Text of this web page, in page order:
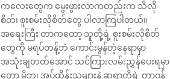
ကလေးတွေက မွေးဖွားလာကတည်းက သိလို
စိတ်၊ စူးစမ်းလိုစိတ်တွေ ပါလာကြပါတယ်။
အရေးကြီး တာကတော့ သူတို့ရဲ့ စူးစမ်းလိုစိတ်
တွေကို မရပ်တန့်ဘဲ ကောင်းမွန်တဲ့နေရာမှာ
အသုံးချတတ်အောင် သင်ကြားလမ်းညွှန်ပေးရမှာ
တော့ မိဘ၊ အုပ်ထိန်းသူများနဲ့ ဆရာတို့ရဲ့ တာဝန်